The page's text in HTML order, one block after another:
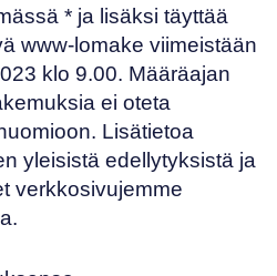
* ja lisäksi täyttää
www-lomake viimeistään
klo 9.00. Määräajan
ei oteta
Lisätietoa
yleisistä edellytyksistä ja
verkkosivujemme
.